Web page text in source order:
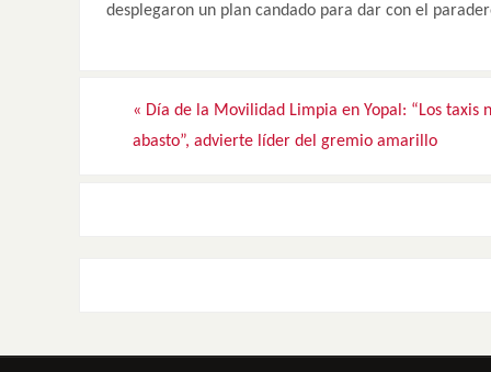
desplegaron un plan candado para dar con el
« Día de la Movilidad Limpia en Yopal: “Los taxis
abasto”, advierte líder del gremio amarillo